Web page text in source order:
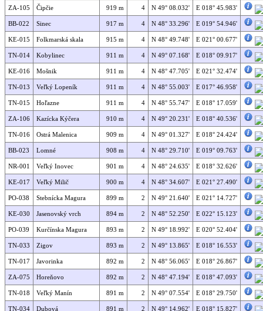
ZA-105 Čipčie 919 m 4 N 49° 08.032' E 018° 45.983'
BB-022 Sinec 917 m 4 N 48° 33.296' E 019° 54.946'
KE-015 Folkmarská skala 915 m 4 N 48° 49.748' E 021° 00.677'
TN-014 Kobylinec 911 m 4 N 49° 07.168' E 018° 09.917'
KE-016 Mošnik 911 m 4 N 48° 47.705' E 021° 32.474'
TN-013 Veľký Lopeník 911 m 4 N 48° 55.003' E 017° 46.958'
TN-015 Hoľazne 911 m 4 N 48° 55.747' E 018° 17.059'
ZA-106 Kazícka Kýčera 910 m 4 N 49° 20.231' E 018° 40.536'
TN-016 Ostrá Malenica 909 m 4 N 49° 01.327' E 018° 24.424'
BB-023 Lomné 908 m 4 N 48° 29.710' E 019° 09.763'
NR-001 Veľký Inovec 901 m 4 N 48° 24.635' E 018° 32.626'
KE-017 Veľký Milič 900 m 4 N 48° 34.607' E 021° 27.490'
PO-038 Stebnícka Magura 899 m 2 N 49° 21.640' E 021° 14.727'
KE-030 Jasenovský vrch 894 m 2 N 48° 52.250' E 022° 15.123'
PO-039 Kurčínska Magura 893 m 2 N 49° 18.992' E 020° 52.404'
TN-033 Zigov 893 m 2 N 49° 13.865' E 018° 16.553'
TN-017 Javorinka 892 m 2 N 48° 56.065' E 018° 26.867'
ZA-075 Horeňovo 892 m 2 N 48° 47.194' E 018° 47.093'
TN-018 Veľký Manín 891 m 2 N 49° 07.554' E 018° 29.750'
TN-034 Dubová 891 m 2 N 49° 14.962' E 018° 15.827'